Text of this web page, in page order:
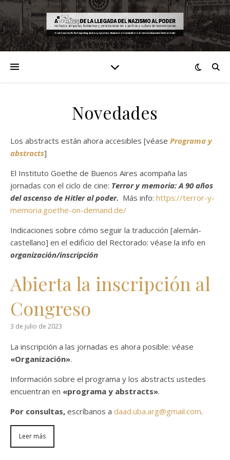
Novedades
Los abstracts están ahora accesibles [véase Programa y
abstracts]
El Instituto Goethe de Buenos Aires acompaña las
jornadas con el ciclo de cine: Terror y memoria: A 90 años
del ascenso de Hitler al poder. Más info: https://terror-y-
memoria.goethe-on-demand.de/
Indicaciones sobre cómo seguir la traducción [alemán-
castellano] en el edificio del Rectorado: véase la info en
organización/inscripción
Abierta la inscripción al
Congreso
3 de julio de 2023
La inscripción a las jornadas es ahora posible: véase
«Organización».
Información sobre el programa y los abstracts ustedes
encuentran en «programa y abstracts».
Por consultas, escríbanos a daad.uba.arg@gmail.com.
Leer más